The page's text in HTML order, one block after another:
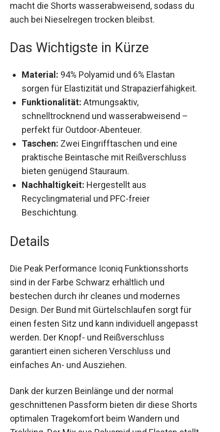
macht die Shorts wasserabweisend, sodass du
auch bei Nieselregen trocken bleibst.
Das Wichtigste in Kürze
Material: 94% Polyamid und 6% Elastan
sorgen für Elastizität und Strapazierfähigkeit.
Funktionalität: Atmungsaktiv,
schnelltrocknend und wasserabweisend –
perfekt für Outdoor-Abenteuer.
Taschen: Zwei Eingrifftaschen und eine
praktische Beintasche mit Reißverschluss
bieten genügend Stauraum.
Nachhaltigkeit: Hergestellt aus
Recyclingmaterial und PFC-freier
Beschichtung.
Details
Die Peak Performance Iconiq Funktionsshorts
sind in der Farbe Schwarz erhältlich und
bestechen durch ihr cleanes und modernes
Design. Der Bund mit Gürtelschlaufen sorgt für
einen festen Sitz und kann individuell angepasst
werden. Der Knopf- und Reißverschluss
garantiert einen sicheren Verschluss und
einfaches An- und Ausziehen.
Dank der kurzen Beinlänge und der normal
geschnittenen Passform bieten dir diese Shorts
optimalen Tragekomfort beim Wandern und